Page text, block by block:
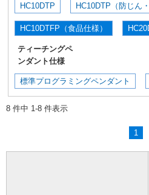
HC10DTP HC10DTP（防じん
HC10DTFP（食品仕様）
ティーチングペ
ンダント仕様
標準プログラミングペンダント
8 件中 1-8 件表示
1